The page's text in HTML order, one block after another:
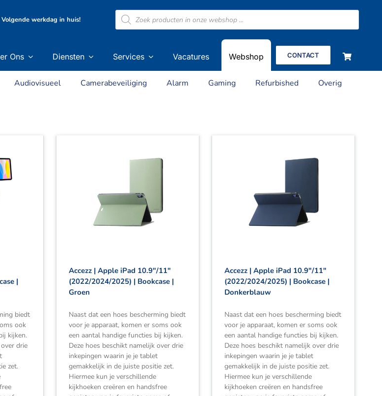
werkdag in huis!
Producten
zoeken
Ons Diensten Services Vacatures Webshop CONTACT
Audiovisueel Camerabeveiliging Alarm Gaming Refurbished Overig
|
biedt
ook
kijken.
drie
zet.
Accezz | Apple iPad 10.9″/11″
(2022/2024/2025) | Bookcase |
Groen
Naast dat een hoes bescherming biedt
voor je apparaat, komen er soms ook
een aantal handige functies bij kijken.
Deze hoes beschikt namelijk over drie
inkepingen waarin je je tablet
gemakkelijk in de juiste positie zet.
Hiermee kun je verschillende
kijkhoeken creëren en handsfree
Accezz | Apple iPad 10.9″/11″
(2022/2024/2025) | Bookcase |
Donkerblauw
Naast dat een hoes bescherming biedt
voor je apparaat, komen er soms ook
een aantal handige functies bij kijken.
Deze hoes beschikt namelijk over drie
inkepingen waarin je je tablet
gemakkelijk in de juiste positie zet.
Hiermee kun je verschillende
kijkhoeken creëren en handsfree